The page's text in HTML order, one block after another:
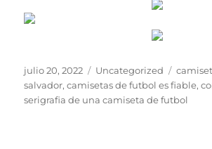
Publicado
el
julio 20, 2022 Categorías
Uncategorized
salvador,camisetas de futbol es fiable,
serigrafia de una camiseta de futbol